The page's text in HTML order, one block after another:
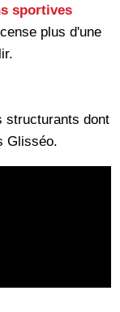
sportives
plus d'une
structurants dont
Glisséo.